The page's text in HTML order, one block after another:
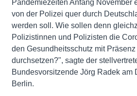
Pandemiezeiten Anfang November
von der Polizei quer durch
werden soll. Wie sollen denn
Polizistinnen und Polizisten die
den Gesundheitsschutz mit Präsenz
durchsetzen?", sagte der
Bundesvorsitzende Jörg Radek am
Berlin.